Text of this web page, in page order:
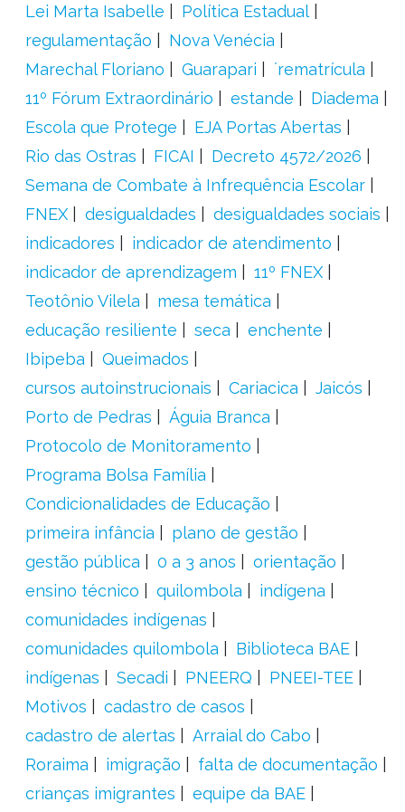
Lei Marta Isabelle
Política Estadual
regulamentação
Nova Venécia
Marechal Floriano
Guarapari
´rematrícula
11º Fórum Extraordinário
estande
Diadema
Escola que Protege
EJA Portas Abertas
Rio das Ostras
FICAI
Decreto 4572/2026
Semana de Combate à Infrequência Escolar
FNEX
desigualdades
desigualdades sociais
indicadores
indicador de atendimento
indicador de aprendizagem
11º FNEX
Teotônio Vilela
mesa temática
educação resiliente
seca
enchente
Ibipeba
Queimados
cursos autoinstrucionais
Cariacica
Jaicós
Porto de Pedras
Águia Branca
Protocolo de Monitoramento
Programa Bolsa Família
Condicionalidades de Educação
primeira infância
plano de gestão
gestão pública
0 a 3 anos
orientação
ensino técnico
quilombola
indígena
comunidades indígenas
comunidades quilombola
Biblioteca BAE
indígenas
Secadi PNEERQ
PNEEI-TEE
Motivos
cadastro de casos
cadastro de alertas
Arraial do Cabo
Roraima
imigração
falta de documentação
crianças imigrantes
equipe da BAE